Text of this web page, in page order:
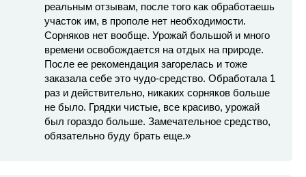
реальным отзывам, после того как обработаешь
участок им, в прополе нет необходимости.
Сорняков нет вообще. Урожай большой и много
времени освобождается на отдых на природе.
После ее рекомендация загорелась и тоже
заказала себе это чудо-средство. Обработала 1
раз и действительно, никаких сорняков больше
не было. Грядки чистые, все красиво, урожай
был гораздо больше. Замечательное средство,
обязательно буду брать еще.»